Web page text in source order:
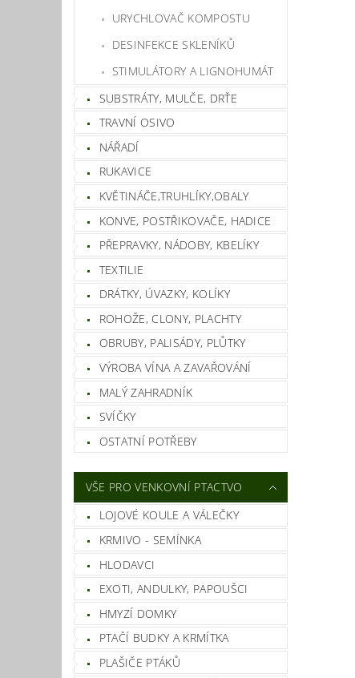
URYCHLOVAČ KOMPOSTU
DESINFEKCE SKLENÍKŮ
STIMULÁTORY A LIGNOHUMÁT
SUBSTRÁTY, MULČE, DRŤE
TRAVNÍ OSIVO
NÁŘADÍ
RUKAVICE
KVĚTINÁČE,TRUHLÍKY,OBALY
KONVE, POSTŘIKOVAČE, HADICE
PŘEPRAVKY, NÁDOBY, KBELÍKY
TEXTILIE
DRÁTKY, ÚVAZKY, KOLÍKY
ROHOŽE, CLONY, PLACHTY
OBRUBY, PALISÁDY, PLŮTKY
VÝROBA VÍNA A ZAVAŘOVÁNÍ
MALÝ ZAHRADNÍK
SVÍČKY
OSTATNÍ POTŘEBY
VŠE PRO VENKOVNÍ PTACTVO
LOJOVÉ KOULE A VÁLEČKY
KRMIVO - SEMÍNKA
HLODAVCI
EXOTI, ANDULKY, PAPOUŠCI
HMYZÍ DOMKY
PTAČÍ BUDKY A KRMÍTKA
PLAŠIČE PTÁKŮ